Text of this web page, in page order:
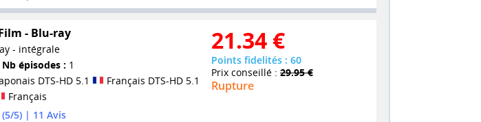
- Blu-ray
- intégrale
Nb épisodes : 1
DTS-HD 5.1
Français DTS-HD 5.1
Français
(5/5) | 11 Avis
21.34 €
Points fidelités : 60
Prix conseillé : 29.95 €
Rupture